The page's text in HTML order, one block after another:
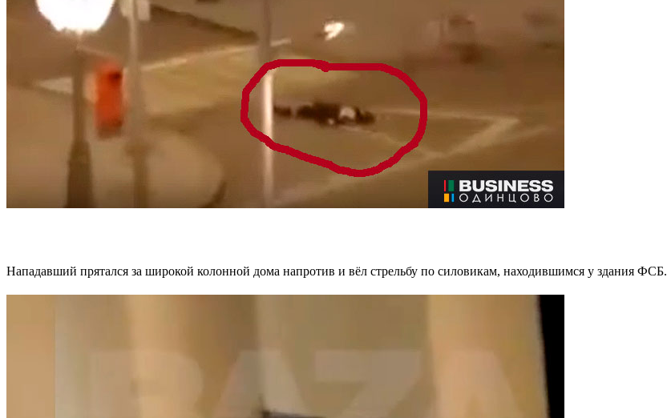
Нападавший прятался за широкой колонной дома напротив и вёл стрельбу по силовикам, находившимся у здания ФСБ.